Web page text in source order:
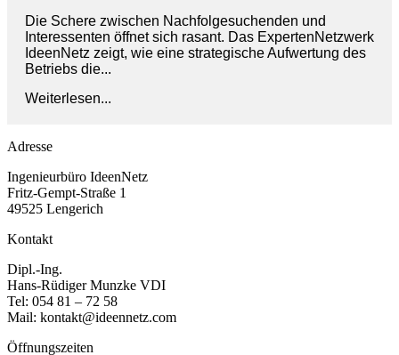
Die Schere zwischen Nachfolgesuchenden und
Interessenten öffnet sich rasant. Das ExpertenNetzwerk
IdeenNetz zeigt, wie eine strategische Aufwertung des
Betriebs die...
Weiterlesen...
Adresse
Ingenieurbüro IdeenNetz
Fritz-Gempt-Straße 1
49525 Lengerich
Kontakt
Dipl.-Ing.
Hans-Rüdiger Munzke VDI
Tel: 054 81 – 72 58
Mail: kontakt@ideennetz.com
Öffnungszeiten